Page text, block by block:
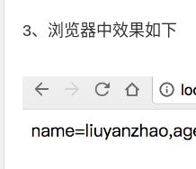
3、浏览器中效果如下